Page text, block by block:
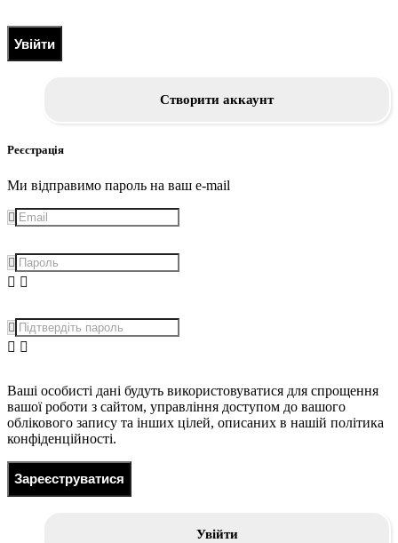
Увійти
Створити аккаунт
Реєстрація
Ми відправимо пароль на ваш e-mail
Ваші особисті дані будуть використовуватися для спрощення
вашої роботи з сайтом, управління доступом до вашого
облікового запису та інших цілей, описаних в нашій політика
конфіденційності.
Зареєструватися
Увійти